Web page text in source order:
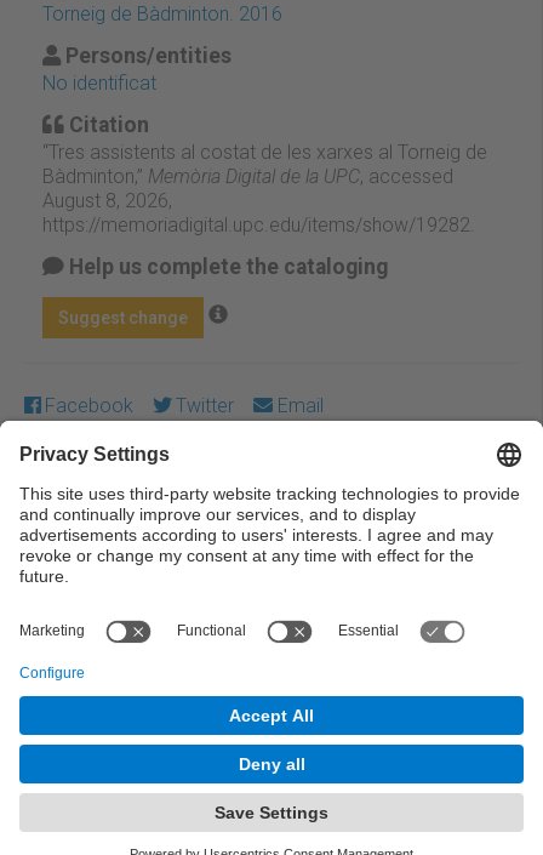
Torneig de Bàdminton. 2016
Persons/entities
No identificat
Citation
“Tres assistents al costat de les xarxes al Torneig de
Bàdminton,” Memòria Digital de la UPC, accessed
August 8, 2026,
https://memoriadigital.upc.edu/items/show/19282
Help us complete the cataloging
Suggest change
Facebook Twitter Email
Except where otherwise noted, content on this work is
licensed under a Creative Commons license:Attribution-
NonCommercial-NoDerivs 3.0 Spain
© UPC Universitat Politècnica de Catalunya ·
BarcelonaTech
Legal warning Privacy settings